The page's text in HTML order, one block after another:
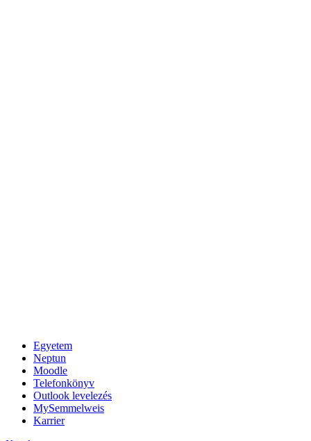
Egyetem
Neptun
Moodle
Telefonkönyv
Outlook levelezés
MySemmelweis
Karrier